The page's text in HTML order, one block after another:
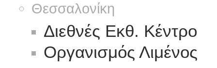
Θεσσαλονίκη
Διεθνές Εκθ. Κέντρο
Οργανισμός Λιμένος